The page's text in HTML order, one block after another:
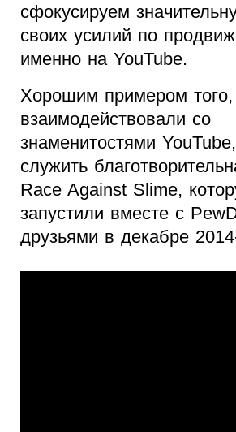
сфокусируем
своих усилий по
именно на YouTube.
Хорошим примером
взаимодействовали со
знаменитостями
служить
Race Against Slime,
запустили вместе с
друзьями в декабре